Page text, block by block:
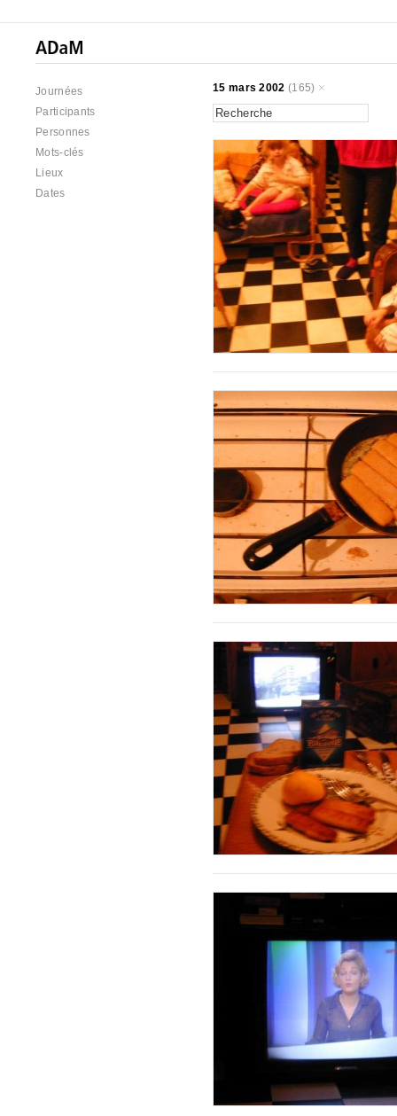
Journées
Participants
Personnes
Mots-clés
Lieux
Dates
15 mars 2002 (165)